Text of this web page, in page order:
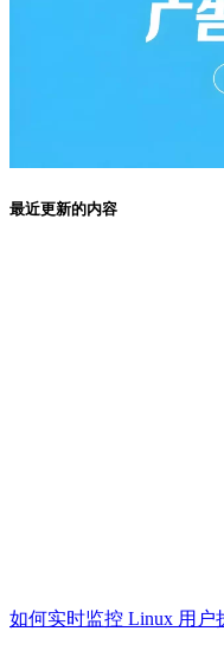
最近更新的内容
如何实时监控 Linux 用户